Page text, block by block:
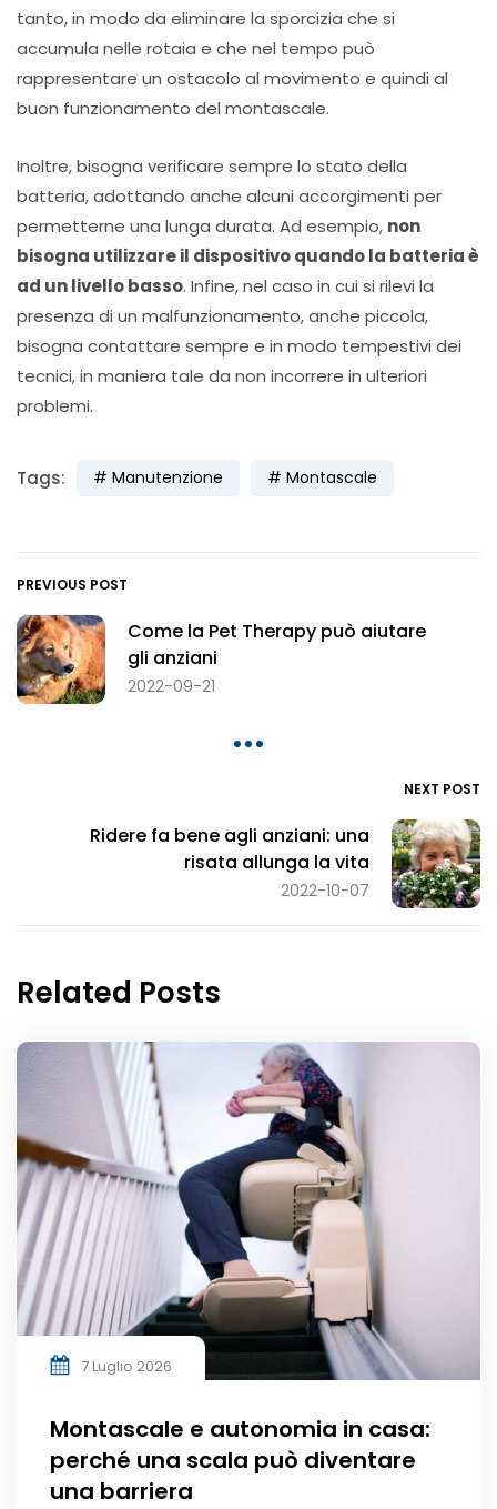
tanto, in modo da eliminare la sporcizia che si
accumula nelle rotaia e che nel tempo può
rappresentare un ostacolo al movimento e quindi al
buon funzionamento del montascale.
Inoltre, bisogna verificare sempre lo stato della
batteria, adottando anche alcuni accorgimenti per
permetterne una lunga durata. Ad esempio, non
bisogna utilizzare il dispositivo quando la batteria è
ad un livello basso. Infine, nel caso in cui si rilevi la
presenza di un malfunzionamento, anche piccola,
bisogna contattare sempre e in modo tempestivi dei
tecnici, in maniera tale da non incorrere in ulteriori
problemi.
Tags: Manutenzione Montascale
PREVIOUS POST
Come la Pet Therapy può aiutare
gli anziani
2022-09-21
NEXT POST
Ridere fa bene agli anziani: una
risata allunga la vita
2022-10-07
Related Posts
7 Luglio 2026
Montascale e autonomia in casa:
perché una scala può diventare
una barriera